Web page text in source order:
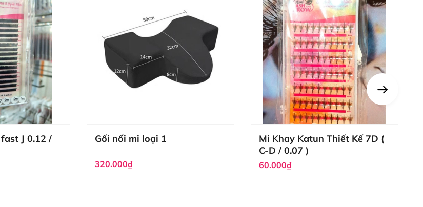
Chóng
gốc chung. Điểm cuối của mỗi sợi mi được xếp đều, tạo nên vẻ đẹp tự nhiên và cuốn hút. Hani Beauty
4D Thường
J 0.12 /
Gối nối mi loại 1
320.000₫
Mi Khay Katun Thiết Kế 7D (
C-D / 0.07 )
60.000₫